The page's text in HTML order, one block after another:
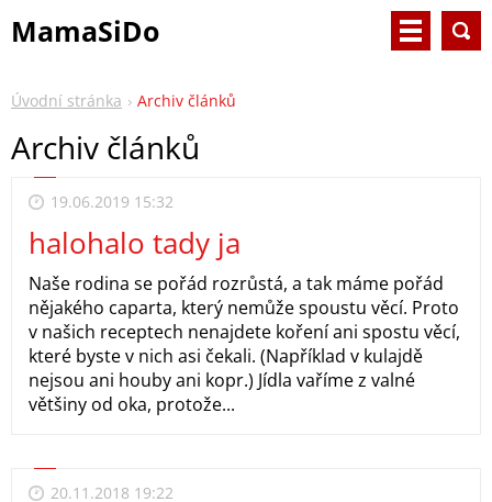
MamaSiDo
Úvodní stránka Archiv článků
Archiv článků
19.06.2019 15:32
halohalo tady ja
Naše rodina se pořád rozrůstá, a tak máme pořád
nějakého caparta, který nemůže spoustu věcí. Proto
v našich receptech nenajdete koření ani spostu věcí,
které byste v nich asi čekali. (Například v kulajdě
nejsou ani houby ani kopr.) Jídla vaříme z valné
většiny od oka, protože...
20.11.2018 19:22